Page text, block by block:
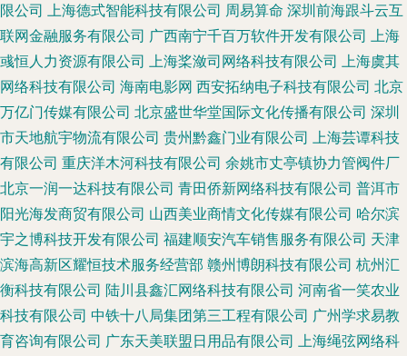
限公司
上海德式智能科技有限公司 周易算命 深圳前海跟斗云互
联网金融服务有限公司 广西南宁千百万软件开发有限公司
上海
彧恒人力资源有限公司
上海桨潋司网络科技有限公司
上海虞其
网络科技有限公司 海南电影网 西安拓纳电子科技有限公司 北京
万亿门传媒有限公司 北京盛世华堂国际文化传播有限公司 深圳
市天地航宇物流有限公司 贵州黔鑫门业有限公司
上海芸谭科技
有限公司 重庆洋木河科技有限公司 余姚市丈亭镇协力管阀件厂
北京一润一达科技有限公司 青田侨新网络科技有限公司 普洱市
阳光海发商贸有限公司 山西美业商情文化传媒有限公司 哈尔滨
宇之博科技开发有限公司 福建顺安汽车销售服务有限公司 天津
滨海高新区耀恒技术服务经营部 赣州博朗科技有限公司 杭州汇
衡科技有限公司 陆川县鑫汇网络科技有限公司 河南省一笑农业
科技有限公司 中铁十八局集团第三工程有限公司 广州学求易教
育咨询有限公司 广东天美联盟日用品有限公司
上海绳弦网络科